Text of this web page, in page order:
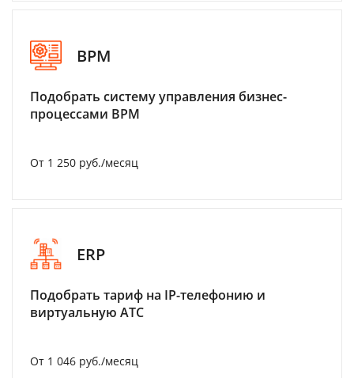
BPM
Подобрать систему управления бизнес-
процессами BPM
От 1 250 руб./месяц
ERP
Подобрать тариф на IP-телефонию и
виртуальную АТС
От 1 046 руб./месяц